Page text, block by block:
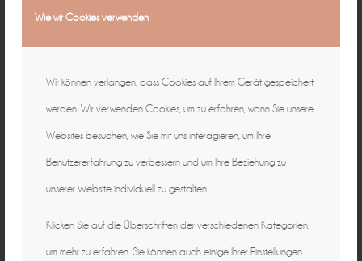
Wie wir Cookies verwenden
Wir können verlangen, dass Cookies auf Ihrem Gerät gespeichert
werden. Wir verwenden Cookies, um zu erfahren, wann Sie unsere
Websites besuchen, wie Sie mit uns interagieren, um Ihre
Benutzererfahrung zu verbessern und um Ihre Beziehung zu
unserer Website individuell zu gestalten
Klicken Sie auf die Überschriften der verschiedenen Kategorien,
um mehr zu erfahren. Sie können auch einige Ihrer Einstellungen
Lifestyle